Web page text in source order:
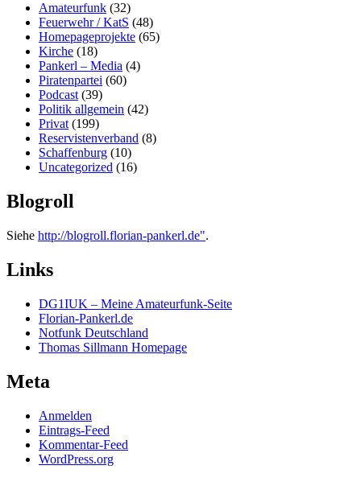
Amateurfunk (32)
Feuerwehr / KatS (48)
Homepageprojekte (65)
Kirche (18)
Pankerl – Media (4)
Piratenpartei (60)
Podcast (39)
Politik allgemein (42)
Privat (199)
Reservistenverband (8)
Schaffenburg (10)
Uncategorized (16)
Blogroll
Siehe http://blogroll.florian-pankerl.de".
Links
DG1IUK – Meine Amateurfunk-Seite
Florian-Pankerl.de
Notfunk Deutschland
Thomas Sillmann Homepage
Meta
Anmelden
Eintrags-Feed
Kommentar-Feed
WordPress.org